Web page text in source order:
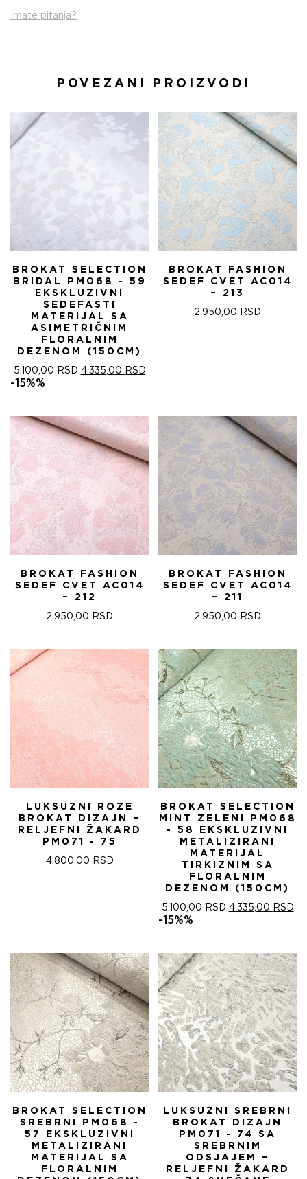
Imate pitanja?
POVEZANI PROIZVODI
BROKAT SELECTION
BRIDAL PM068 - 59
EKSKLUZIVNI
SEDEFASTI
MATERIJAL SA
ASIMETRIČNIM
FLORALNIM
DEZENOM (150CM)
5.100,00RSD ОРИГИНАЛНА
5.100,00 RSD.
4.335,00 RSDТРЕНУТНА
-15%%
BROKAT FASHION
SEDEF CVET AC014
– 213
2.950,00 RSD
BROKAT FASHION
SEDEF CVET AC014
– 212
2.950,00 RSD
BROKAT FASHION
SEDEF CVET AC014
– 211
2.950,00 RSD
LUKSUZNI ROZE
BROKAT DIZAJN –
RELJEFNI ŽAKARD
PM071 - 75
4.800,00 RSD
BROKAT SELECTION
MINT ZELENI PM068
- 58 EKSKLUZIVNI
METALIZIRANI
MATERIJAL
TIRKIZNIM SA
FLORALNIM
DEZENOM (150CM)
5.100,00RSD ОРИГИНАЛНА
5.100,00 RSD.
4.335,00 RSD
-15%%
BROKAT SELECTION
SREBRNI PM068 -
57 EKSKLUZIVNI
METALIZIRANI
MATERIJAL SA
FLORALNIM
LUKSUZNI SREBRNI
BROKAT DIZAJN
PM071 - 74 SA
SREBRNIM
ODSJAJEM –
RELJEFNI ŽAKARD